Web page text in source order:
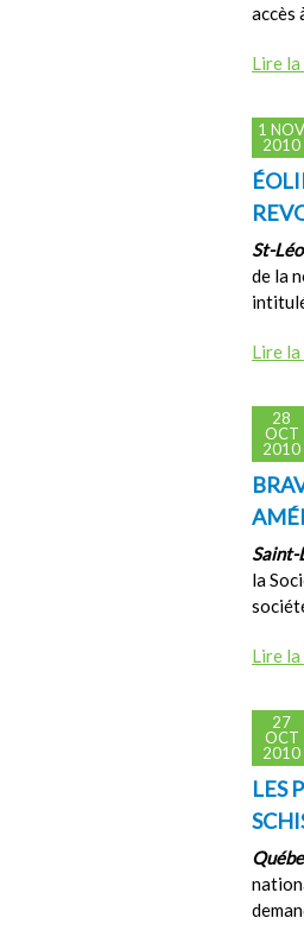
accès
Lire
1 NOV
2010
St-
de la
Lire
28
OCT
2010
Saint-
la
Lire
27
OCT
2010
LES